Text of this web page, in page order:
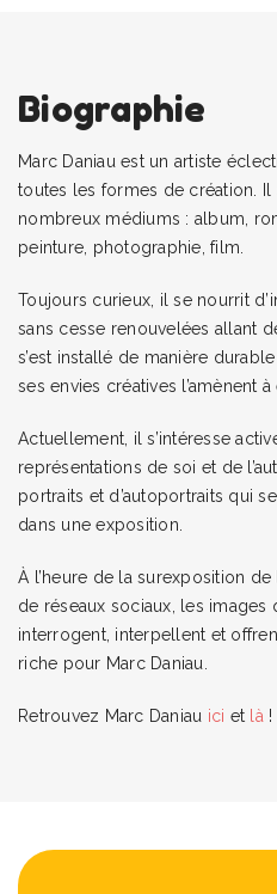
Biographie
Marc Daniau est un artiste
toutes les formes de création. Il
nombreux médiums : album,
peinture, photographie, film.
Toujours curieux, il se nourrit
sans cesse renouvelées allant
s’est installé de manière
ses envies créatives l’amènent
Actuellement, il s’intéresse
représentations de soi et de
portraits et d’autoportraits qui
dans une exposition.
À l’heure de la surexposition
de réseaux sociaux, les images
interrogent, interpellent et
riche pour Marc Daniau.
Retrouvez Marc Daniau ici et là !